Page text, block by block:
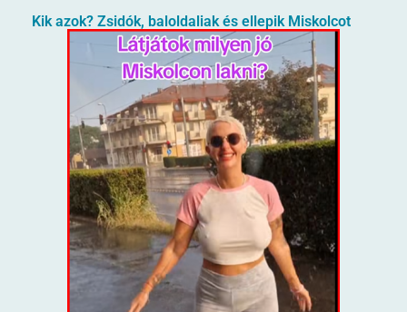
Kik azok? Zsidók, baloldaliak és ellepik Miskolcot